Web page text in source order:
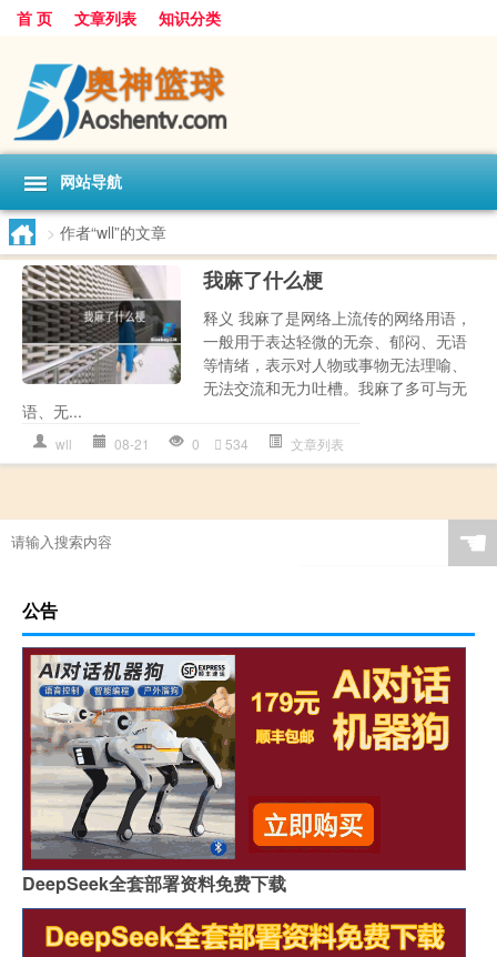
首 页 文章列表 知识分类
网站导航
> 作者“wll”的文章
我麻了什么梗
释义 我麻了是网络上流传的网络用语，
一般用于表达轻微的无奈、郁闷、无语
等情绪，表示对人物或事物无法理喻、
无法交流和无力吐槽。我麻了多可与无
语、无...
wll 08-21 0 534 文章列表
☚
公告
DeepSeek全套部署资料免费下载